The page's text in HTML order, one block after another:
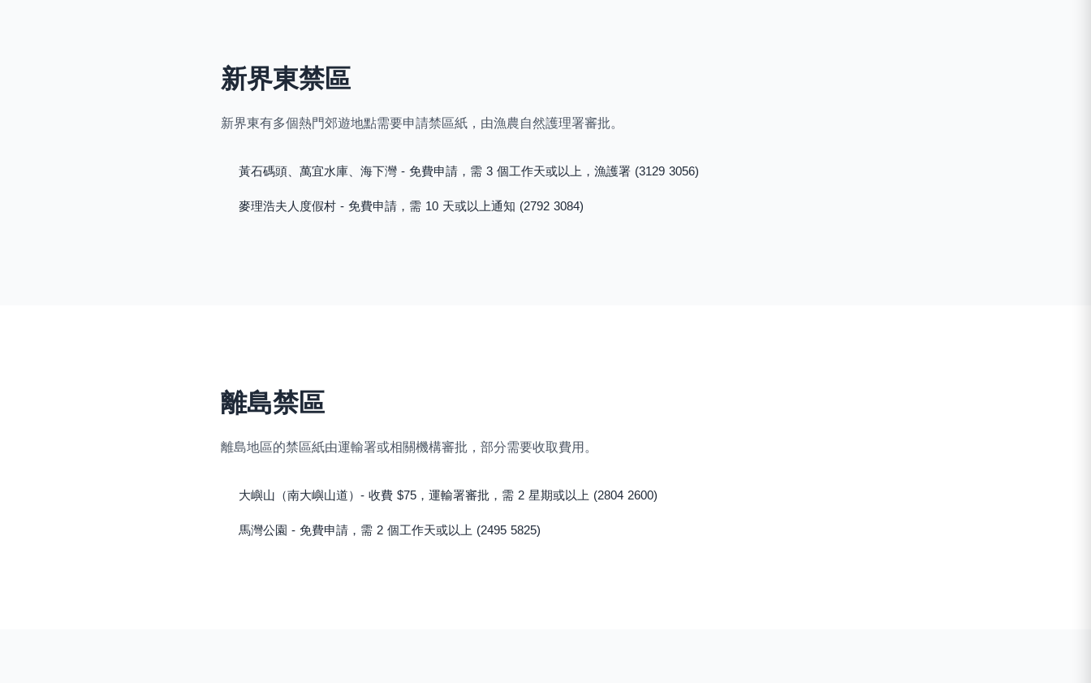
新界東禁區
新界東有多個熱門郊遊地點需要申請禁區紙，由漁農自然護理署審批。
黃石碼頭、萬宜水庫、海下灣 - 免費申請，需 3 個工作天或以上，漁護署 (3129 3056)
麥理浩夫人度假村 - 免費申請，需 10 天或以上通知 (2792 3084)
離島禁區
離島地區的禁區紙由運輸署或相關機構審批，部分需要收取費用。
大嶼山（南大嶼山道）- 收費 $75，運輸署審批，需 2 星期或以上 (2804 2600)
馬灣公園 - 免費申請，需 2 個工作天或以上 (2495 5825)